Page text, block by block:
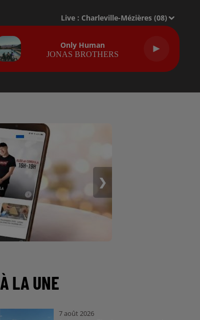
Live : Charleville-Mézières (08)
Only Human
JONAS BROTHERS
❯
À LA UNE
7 août 2026